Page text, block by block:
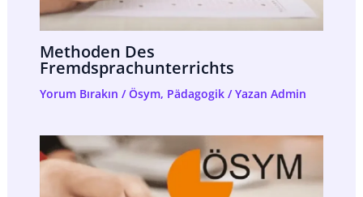
Methoden Des
Fremdsprachunterrichts
Yorum Bırakın /Ösym, Pädagogik/ Yazan Admin